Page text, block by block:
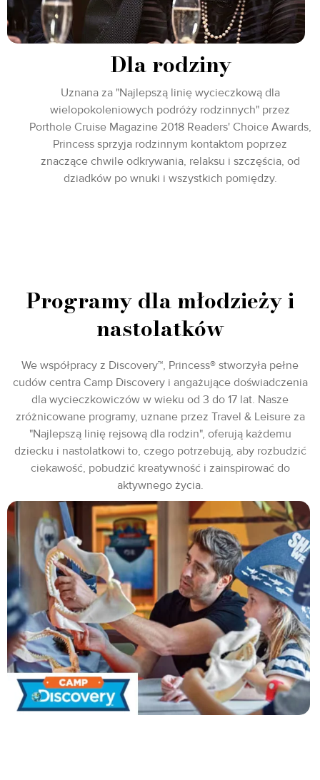
Dla rodziny
Uznana za "Najlepszą linię wycieczkową dla
wielopokoleniowych podróży rodzinnych" przez
Porthole Cruise Magazine 2018 Readers' Choice Awards,
Princess sprzyja rodzinnym kontaktom poprzez
znaczące chwile odkrywania, relaksu i szczęścia, od
dziadków po wnuki i wszystkich pomiędzy.
Programy dla młodzieży i
nastolatków
We współpracy z Discovery™, Princess® stworzyła pełne
cudów centra Camp Discovery i angażujące doświadczenia
dla wycieczkowiczów w wieku od 3 do 17 lat. Nasze
zróżnicowane programy, uznane przez Travel & Leisure za
"Najlepszą linię rejsową dla rodzin", oferują każdemu
dziecku i nastolatkowi to, czego potrzebują, aby rozbudzić
ciekawość, pobudzić kreatywność i zainspirować do
aktywnego życia.